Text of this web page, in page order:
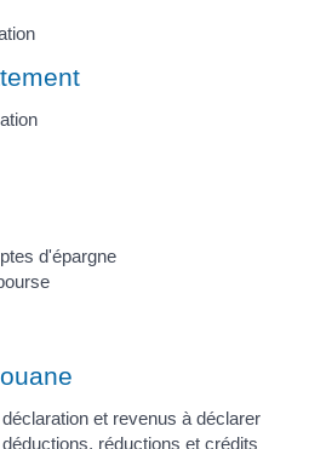
d'épargne
et revenus à déclarer
réductions et crédits